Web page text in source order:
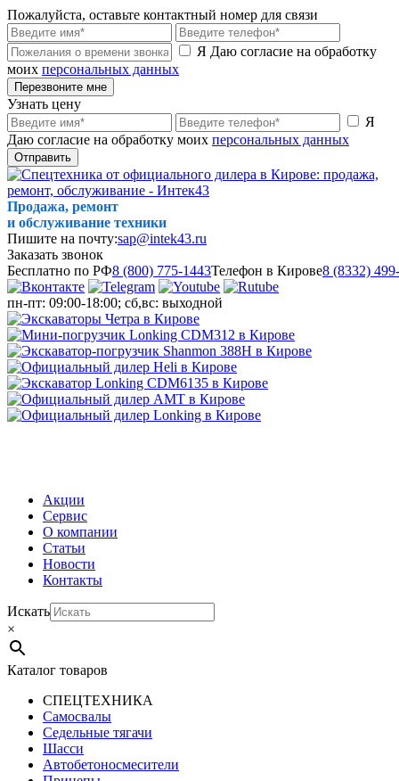
Пожалуйста, оставьте контактный номер для связи
Я Даю согласие на обработку
моих персональных данных
Перезвоните мне
Узнать цену
Я
Даю согласие на обработку моих персональных данных
Отправить
Продажа, ремонт
и обслуживание техники
Пишите на почту:sap@intek43.ru
Заказать звонок
Бесплатно по РФ8 (800) 775-1443Телефон в Кирове8 (8332)
пн-пт: 09:00-18:00; сб,вс: выходной
Акции
Сервис
О компании
Статьи
Новости
Контакты
Искать
×
Каталог товаров
СПЕЦТЕХНИКА
Самосвалы
Седельные тягачи
Шасси
Автобетоно­смесители